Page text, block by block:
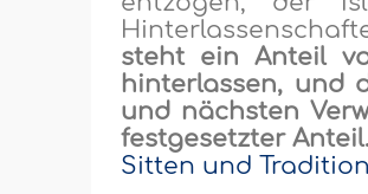
steht ein Anteil
hinterlassen, und
und nächsten
festgesetzter
Sitten und